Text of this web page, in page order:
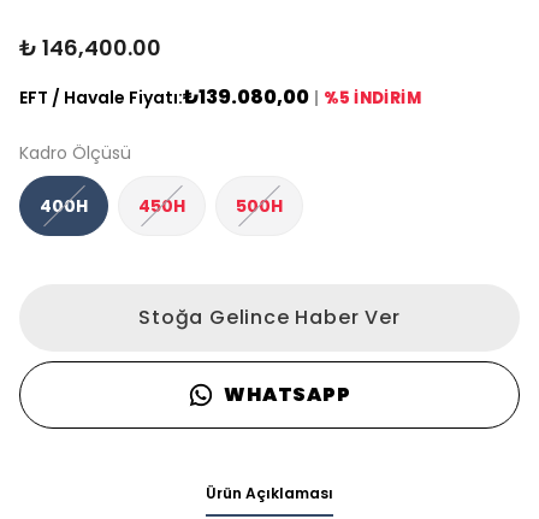
₺ 146,400.00
EFT / Havale Fiyatı:₺139.080,00 | %5 İNDİRİM
Kadro Ölçüsü
400H 450H 500H
Stoğa Gelince Haber Ver
WHATSAPP
Ürün Açıklaması